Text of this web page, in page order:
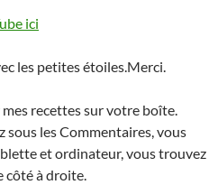
ici
les petites étoiles.Merci.
recettes sur votre boîte.
sous les Commentaires, vous
et ordinateur, vous trouvez
côté à droite.